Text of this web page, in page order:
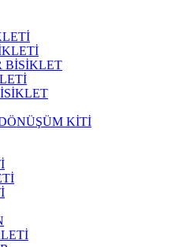
BİSİKLET
KİTİ